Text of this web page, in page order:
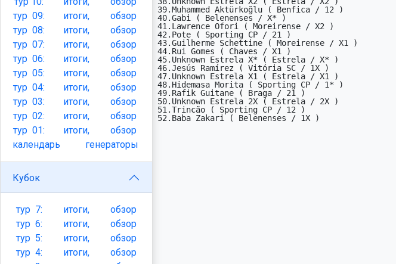
тур 09: итоги,
обзор
тур 08: итоги,
обзор
тур 07: итоги,
обзор
тур 06: итоги,
обзор
тур 05: итоги,
обзор
тур 04: итоги,
обзор
тур 03: итоги,
обзор
тур 02: итоги,
обзор
тур 01: итоги,
обзор
календарь
генераторы
Кубок
тур7: итоги,
обзор
тур6: итоги,
обзор
тур5: итоги,
обзор
тур4: итоги,
обзор
39.Muhammed Aktürkoğlu ( Benfica / 12 )
40.Gabi ( Belenenses / X* )
41.Lawrence Ofori ( Moreirense / X2 )
42.Pote ( Sporting CP / 21 )
43.Guilherme Schettine ( Moreirense / X1 )
44.Rui Gomes ( Chaves / X1 )
45.Unknown Estrela X* ( Estrela / X* )
46.Jesús Ramírez ( Vitória SC / 1X )
47.Unknown Estrela X1 ( Estrela / X1 )
48.Hidemasa Morita ( Sporting CP / 1* )
49.Rafik Guitane ( Braga / 21 )
50.Unknown Estrela 2X ( Estrela / 2X )
51.Trincão ( Sporting CP / 12 )
52.Baba Zakari ( Belenenses / 1X )